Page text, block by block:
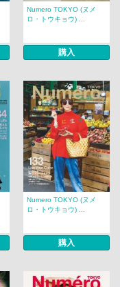
Numero TOKYO (ヌメ
ロ・トウキョウ) ...
購入
Numero TOKYO (ヌメ
ロ・トウキョウ) ...
購入